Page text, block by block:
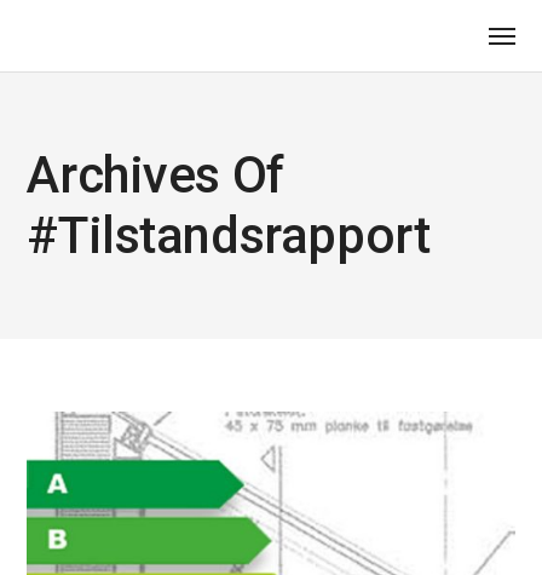
Archives Of
#Tilstandsrapport